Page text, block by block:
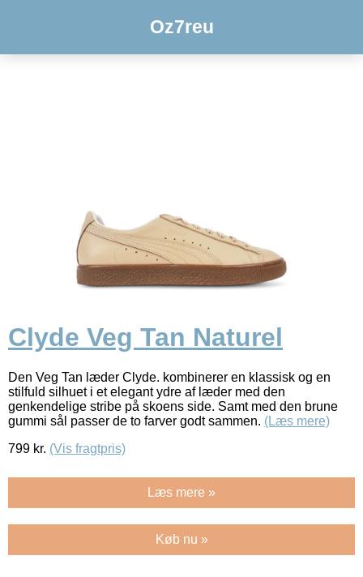
Oz7reu
Clyde Veg Tan Naturel
Den Veg Tan læder Clyde. kombinerer en klassisk og en
stilfuld silhuet i et elegant ydre af læder med den
genkendelige stribe på skoens side. Samt med den brune
gummi sål passer de to farver godt sammen. (Læs mere)
799 kr. (Vis fragtpris)
Læs mere »
Køb nu »